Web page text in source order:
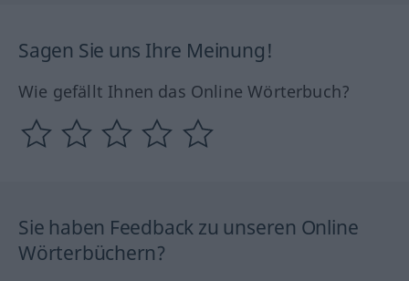
Sagen Sie uns Ihre Meinung!
Wie gefällt Ihnen das Online Wörterbuch?
Sie haben Feedback zu unseren Online
Wörterbüchern?